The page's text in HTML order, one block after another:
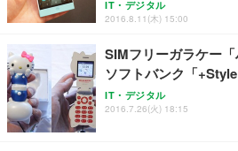
IT・デジタル
2016.8.11(木) 15:00
SIMフリーガラケー「
ソフトバンク「
IT・デジタル
2016.7.26(火) 18:15